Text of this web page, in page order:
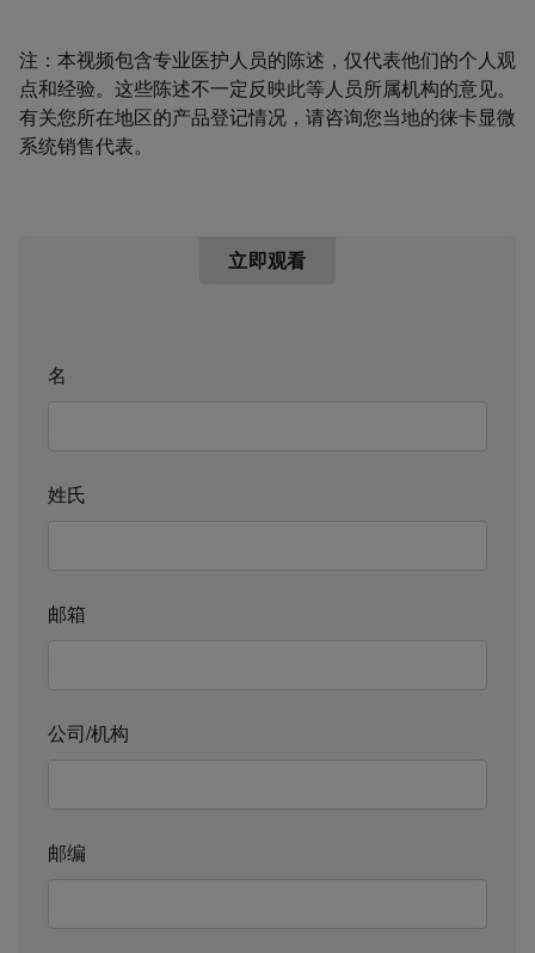
注：本视频包含专业医护人员的陈述，仅代表他们的个人观
点和经验。这些陈述不一定反映此等人员所属机构的意见。
有关您所在地区的产品登记情况，请咨询您当地的徕卡显微
系统销售代表。
立即观看
名
姓氏
邮箱
公司/机构
邮编